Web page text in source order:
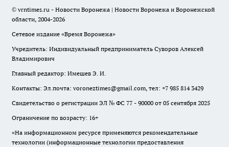
© vrntimes.ru - Новости Воронежа | Новости Воронежа и Воронежской
области, 2004-2026
Сетевое издание «Время Воронежа»
Учредитель: Индивидуальный предприниматель Суворов Алексей
Владимирович
Главный редактор: Имешев Э. И.
Контакты: Эл.почта: voroneztimes@gmail.com, тел: +7 985 814 3429
Свидетельство о регистрации ЭЛ № ФС 77 - 90000 от 05 сентября 2025
Ограничение по возрасту: 16+
«На информационном ресурсе применяются рекомендательные
технологии (информационные технологии предоставления